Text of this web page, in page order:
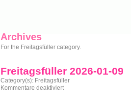
Archives
For the Freitagsfüller category.
Freitagsfüller 2026-01-09
Category(s): Freitagsfüller
Kommentare deaktiviertfür